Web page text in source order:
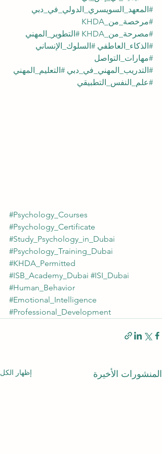
#المعهد_السويسري_الدولي_في_دبي
#مرخصة_من_KHDA
#مصرحة_من_KHDA
#التطوير_المهني
#الذكاء_العاطفي #السلوك_الإنساني
#مهارات_التواصل
#التدريب_المهني_في_دبي #التعليم_المهني
#علم_النفس_التطبيقي
#Psychology_Courses
#Psychology_Certificate
#Study_Psychology_in_Dubai
#Psychology_Training_Dubai
#KHDA_Permitted
#ISB_Academy_Dubai #ISI_Dubai
#Human_Behavior
#Emotional_Intelligence
#Professional_Development
المنشورات الأخيرة إظهار الكل